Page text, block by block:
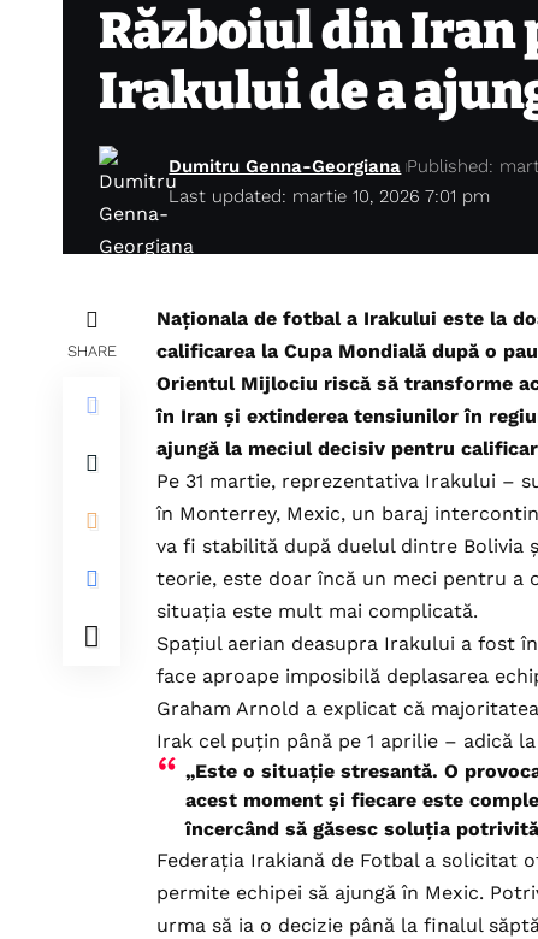
Războiul din Iran
Irakului de a
Last updated: martie 10, 2026 7:01 pm
Dumitru Genna-Georgiana Published:
SHARE
Naționala de fotbal a Irakului este la
calificarea la Cupa Mondială după o
Orientul Mijlociu riscă să transforme
în Iran și extinderea tensiunilor în
ajungă la meciul decisiv pentru
Pe 31 martie, reprezentativa Irakului –
în Monterrey, Mexic, un baraj
va fi stabilită după duelul dintre Bolivia
teorie, este doar încă un meci pentru
situația este mult mai complicată.
Spațiul aerian deasupra Irakului a fost
face aproape imposibilă deplasarea
Graham Arnold a explicat că
Irak cel puțin până pe 1 aprilie – adică
„Este o situație stresantă. O
acest moment și fiecare este
încercând să găsesc soluția
Federația Irakiană de Fotbal a solicitat
permite echipei să ajungă în Mexic.
urma să ia o decizie până la finalul